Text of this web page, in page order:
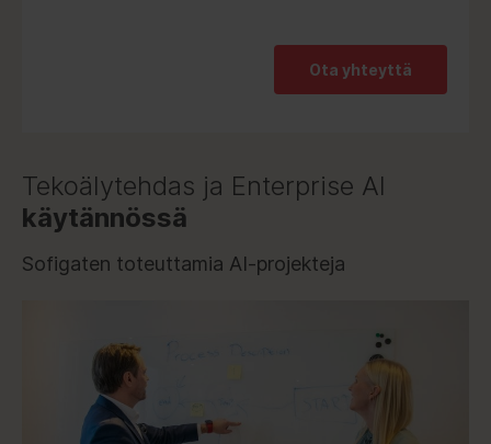
Ota yhteyttä
Tekoälytehdas ja Enterprise AI
käytännössä
Sofigaten toteuttamia AI-projekteja